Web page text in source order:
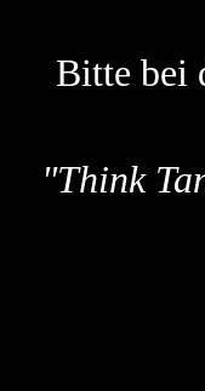
Bitte bei
"Think